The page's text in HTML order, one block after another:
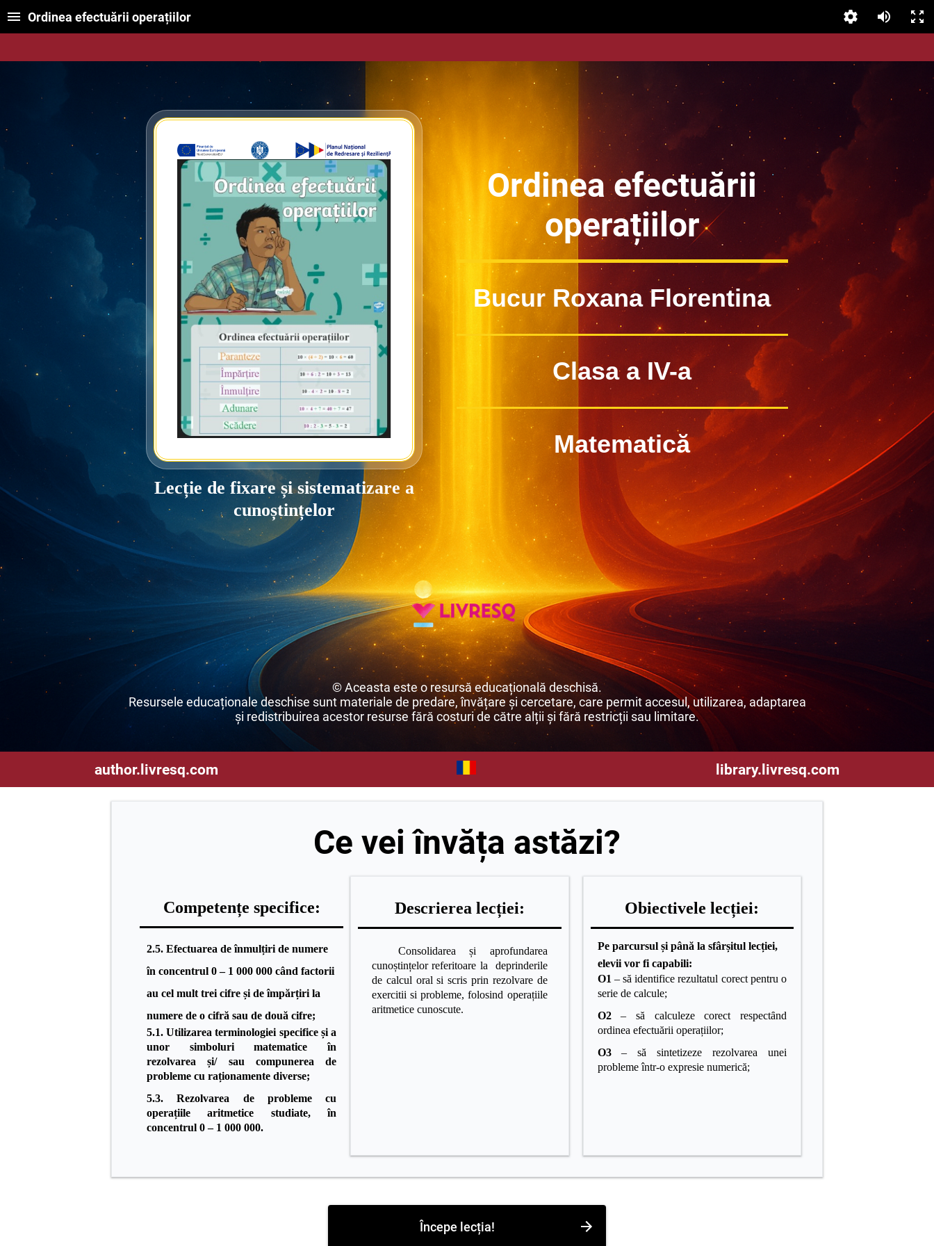
Ordinea efectuării operațiilor
Lecție de fixare și sistematizare a
cunoștințelor
Ordinea efectuării
operațiilor
Bucur Roxana Florentina
Clasa a IV-a
Matematică
© Aceasta este o resursă educațională deschisă.
Resursele educaționale deschise sunt materiale de predare, învățare și cercetare, care permit accesul, utilizarea, adaptarea
și redistribuirea acestor resurse fără costuri de către alții și fără restricții sau limitare.
author.livresq.com library.livresq.com
Ce vei învăța astăzi?
Competențe specifice:
2.5. Efectuarea de înmulțiri de numere
în concentrul 0 – 1 000 000 când factorii
au cel mult trei cifre și de împărțiri la
numere de o cifră sau de două cifre;
5.1. Utilizarea terminologiei specifice și a
unor simboluri matematice în
rezolvarea și/ sau compunerea de
probleme cu raționamente diverse;
5.3. Rezolvarea de probleme cu
operațiile aritmetice studiate, în
concentrul 0 – 1 000 000.
Descrierea lecției:
Consolidarea și aprofundarea
cunoștințelor referitoare la deprinderile
de calcul oral si scris prin rezolvare de
exercitii si probleme, folosind operațiile
aritmetice cunoscute.
Obiectivele lecției:
Pe parcursul și până la sfârșitul lecției,
elevii vor fi capabili:
O1 – să identifice rezultatul corect pentru o
serie de calcule;
O2– să calculeze corect respectȃnd
ordinea efectuării operațiilor;
O3– să sintetizeze rezolvarea unei
probleme într-o expresie numerică;
Începe lecția!